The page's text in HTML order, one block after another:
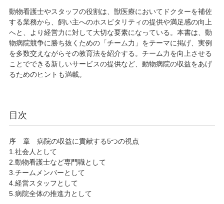
動物看護士やスタッフの役割は、獣医療においてドクターを補佐
する業務から、飼い主へのホスピタリティの提供や満足感の向上
へと、より経営力に対して大切な要素になっている。本書は、動
物病院競争に勝ち抜くための「チーム力」をテーマに掲げ、実例
を多数交えながらその教育法を紹介する。チーム力を向上させる
ことでできる新しいサービスの提供など、動物病院の収益をあげ
るためのヒントも満載。
目次
序 章 病院の収益に貢献する5つの視点
1.社会人として
2.動物看護士など専門職として
3.チームメンバーとして
4.経営スタッフとして
5.病院全体の推進力として